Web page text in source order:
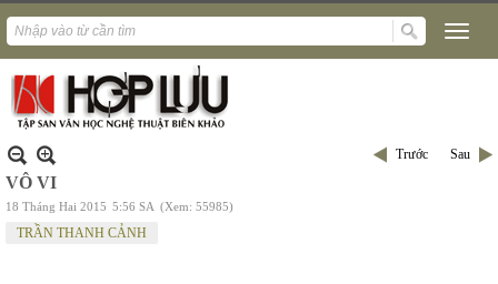
Trước Sau
VÔ VI
18 Tháng Hai 2015 5:56 SA (Xem: 55985)
TRẦN THANH CẢNH